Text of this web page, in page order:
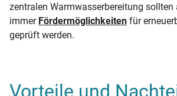
zentralen Warmwasserbereitung sollten
immer Fördermöglichkeiten für
geprüft werden.
Vorteile und